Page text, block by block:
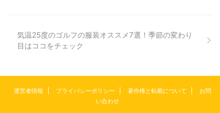
気温25度のゴルフの服装オススメ7選！季節の変わり
目はココをチェック
運営者情報 プライバシーポリシー 著作権と転載について
お問
い合わせ